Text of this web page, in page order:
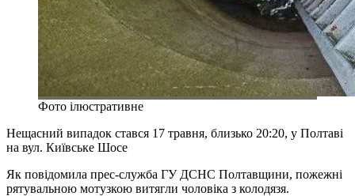
Фото ілюстративне
Нещасний випадок стався 17 травня, близько 20:20, у Полтаві
на вул. Київське Шосе
Як повідомила прес-служба ГУ ДСНС Полтавщини, пожежні
рятувальною мотузкою витягли чоловіка з колодязя.